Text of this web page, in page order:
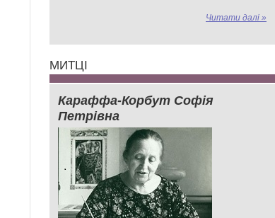
Читати далі »
МИТЦІ
Караффа-Корбут Софія
Петрівна